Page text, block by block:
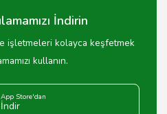
İndirin
işletmeleri kolayca keşfetmek
kullanın.
App Store'dan
İndir